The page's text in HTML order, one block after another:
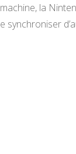
la
synchroniser